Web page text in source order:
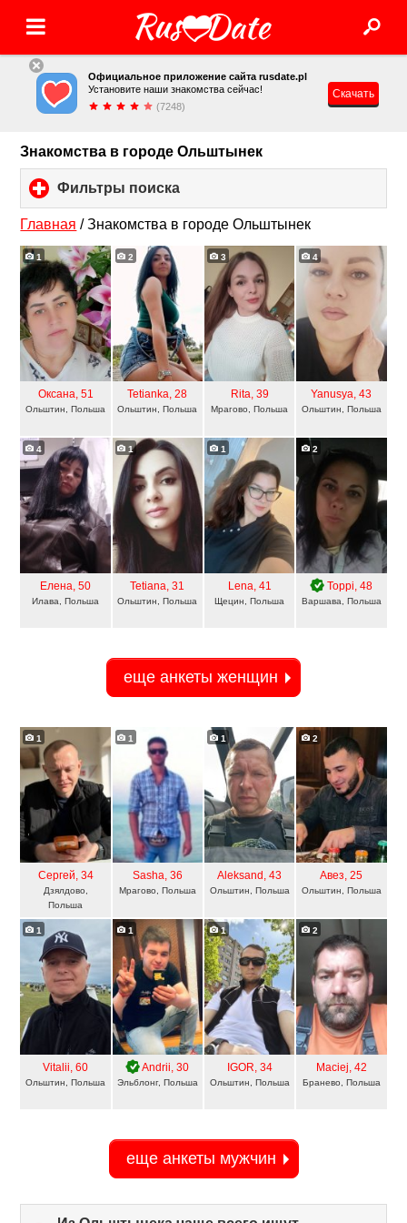
Официальное приложение сайта rusdate.pl
Установите наши знакомства сейчас!
(7248)
Скачать
Знакомства в городе Ольштынек
Фильтры поиска
to
expand
contents
Главная /Знакомства в городе Ольштынек
1
Оксана, 51
Ольштин, Польша
2
Tetianka, 28
Ольштин, Польша
3
Rita, 39
Мрагово, Польша
4
Yanusya, 43
Ольштин, Польша
4
Елена, 50
Илава, Польша
1
Tetiana, 31
Ольштин, Польша
1
Lena, 41
Щецин, Польша
2
Торрі, 48
Варшава, Польша
еще анкеты женщин
1
Сергей, 34
Дзялдово,
Польша
1
Sasha, 36
Мрагово, Польша
1
Aleksand , 43
Ольштин, Польша
2
Авез, 25
Ольштин, Польша
1
Vitalii, 60
Ольштин, Польша
1
Andrii, 30
Эльблонг, Польша
1
IGOR, 34
Ольштин, Польша
2
Maciej, 42
Бранево, Польша
еще анкеты мужчин